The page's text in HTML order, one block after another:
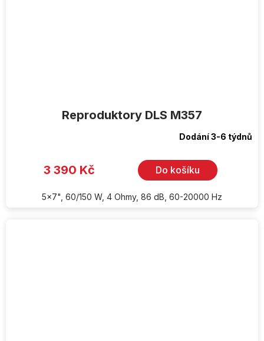
Reproduktory DLS M357
Dodání 3-6 týdnů
3 390 Kč Do košíku
5x7", 60/150 W, 4 Ohmy, 86 dB, 60-20000 Hz